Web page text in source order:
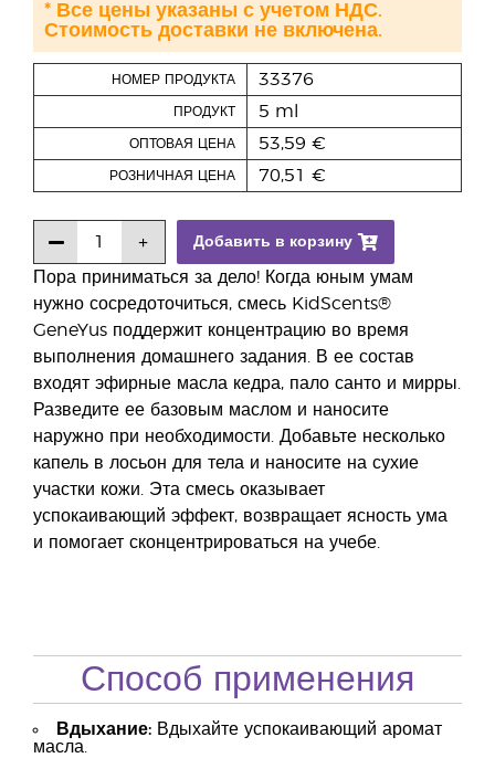
Пора приниматься за дело! Когда юным умам
нужно сосредоточиться, смесь KidScents®
GeneYus поддержит концентрацию во время
выполнения домашнего задания. В ее состав
входят эфирные масла кедра, пало санто и мирры.
Разведите ее базовым маслом и наносите
наружно при необходимости. Добавьте несколько
капель в лосьон для тела и наносите на сухие
участки кожи. Эта смесь оказывает
успокаивающий эффект, возвращает ясность ума
и помогает сконцентрироваться на учебе.
НОМЕР ПРОДУКТА 33376
ПРОДУКТ 5 ml
ОПТОВАЯ ЦЕНА 53,59 €
РОЗНИЧНАЯ ЦЕНА 70,51 €
Добавить в корзину
* Все цены указаны с учетом НДС.
Стоимость доставки не включена.
Способ применения
Вдыхание: Вдыхайте успокаивающий аромат
масла.